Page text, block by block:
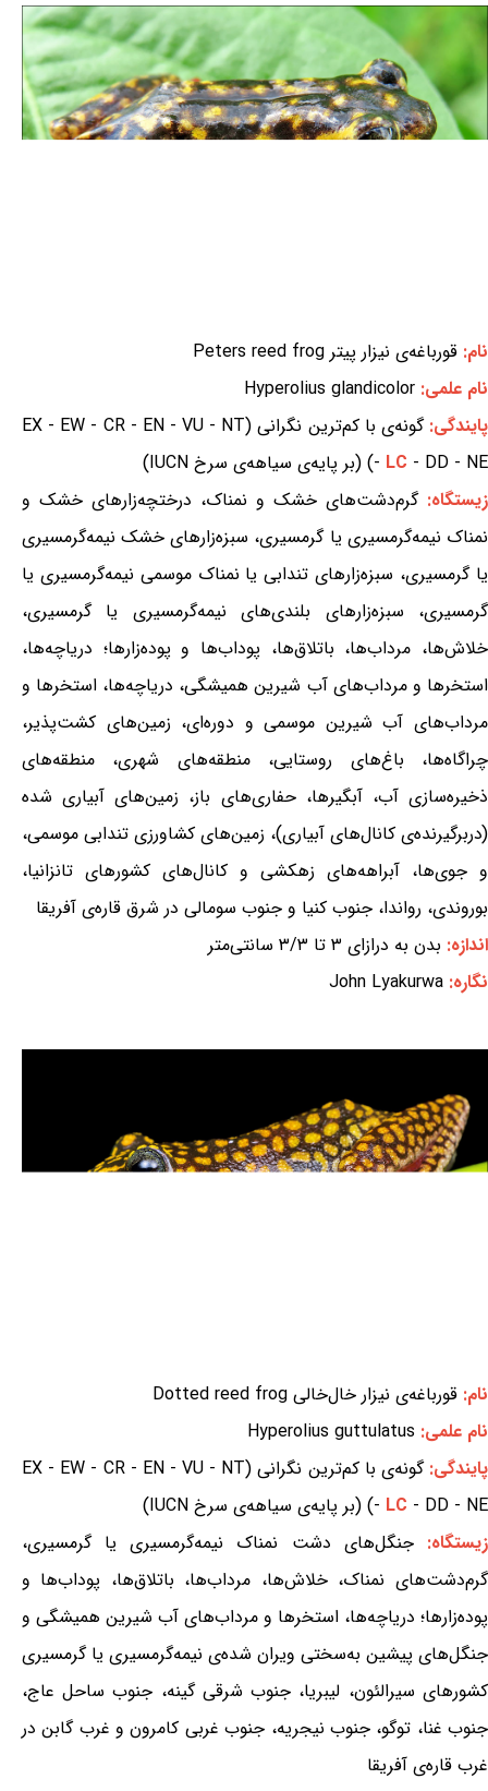
نام: قورباغه‌ی نیزار پیتر Peters reed frog
نام علمی: Hyperolius glandicolor
پایندگی:
گونه‌ی با کم‌ترین نگرانی (EX - EW - CR - EN - VU - NT
- LC - DD - NE) (بر پایه‌ی سیاهه‌ی سرخ IUCN)
زیستگاه:گرم‌دشت‌های خشک و نمناک، درختچه‌زارهای خشک و
نمناک نیمه‌گرمسیری یا گرمسیری، سبزه‌زارهای خشک نیمه‌گرمسیری
یا گرمسیری، سبزه‌زارهای تندابی یا نمناک موسمی نیمه‌گرمسیری یا
گرمسیری، سبزه‌زارهای بلندی‌های نیمه‌گرمسیری یا گرمسیری،
خلاش‌ها، مرداب‌ها، باتلاق‌ها، پوداب‌ها و پوده‌زارها؛ دریاچه‌ها،
استخرها و مرداب‌های آب شیرین همیشگی، دریاچه‌ها، استخرها و
مرداب‌های آب شیرین موسمی و دوره‌ای، زمین‌های کشت‌پذیر،
چراگاه‌ها، باغ‌های روستایی، منطقه‌های شهری، منطقه‌های
ذخیره‌سازی آب، آبگیرها، حفاری‌های باز، زمین‌های آبیاری شده
(دربرگیرنده‌ی کانال‌های آبیاری)، زمین‌های کشاورزی تندابی موسمی،
و جوی‌ها، آبراهه‌های زهکشی و کانال‌های کشورهای تانزانیا،
بوروندی، رواندا، جنوب کنیا و جنوب سومالی در شرق قاره‌ی آفریقا
اندازه: بدن به درازای ۳ تا ۳/۳ سانتی‌متر
نگاره: John Lyakurwa
نام: قورباغه‌ی نیزار خال‌خالی Dotted reed frog
نام علمی: Hyperolius guttulatus
پایندگی:
گونه‌ی با کم‌ترین نگرانی (EX - EW - CR - EN - VU - NT
- LC - DD - NE) (بر پایه‌ی سیاهه‌ی سرخ IUCN)
زیستگاه:جنگل‌های دشت نمناک نیمه‌گرمسیری یا گرمسیری،
گرم‌دشت‌های نمناک، خلاش‌ها، مرداب‌ها، باتلاق‌ها، پوداب‌ها و
پوده‌زارها؛ دریاچه‌ها، استخرها و مرداب‌های آب شیرین همیشگی و
جنگل‌های پیشین به‌سختی ویران شده‌ی نیمه‌گرمسیری یا گرمسیری
کشورهای سیرالئون، لیبریا، جنوب شرقی گینه، جنوب ساحل عاج،
جنوب غنا، توگو، جنوب نیجریه، جنوب غربی کامرون و غرب گابن در
غرب قاره‌ی آفریقا